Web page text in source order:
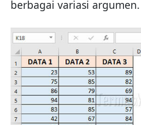
berbagai variasi argumen.